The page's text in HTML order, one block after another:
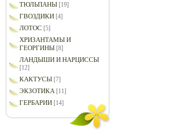
ТЮЛЬПАНЫ [19]
ГВОЗДИКИ [4]
ЛОТОС [5]
ХРИЗАНТАМЫ И
ГЕОРГИНЫ [8]
ЛАНДЫШИ И НАРЦИССЫ
[12]
КАКТУСЫ [7]
ЭКЗОТИКА [11]
ГЕРБАРИИ [14]